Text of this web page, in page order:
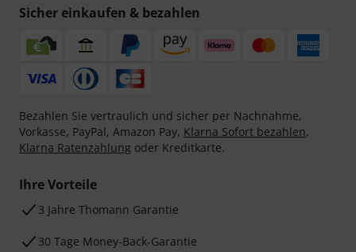
Sicher einkaufen & bezahlen
Bezahlen Sie vertraulich und sicher per Nachnahme,
Vorkasse, PayPal, Amazon Pay, Klarna Sofort bezahlen,
Klarna Ratenzahlung oder Kreditkarte.
Ihre Vorteile
3 Jahre Thomann Garantie
30 Tage Money-Back-Garantie